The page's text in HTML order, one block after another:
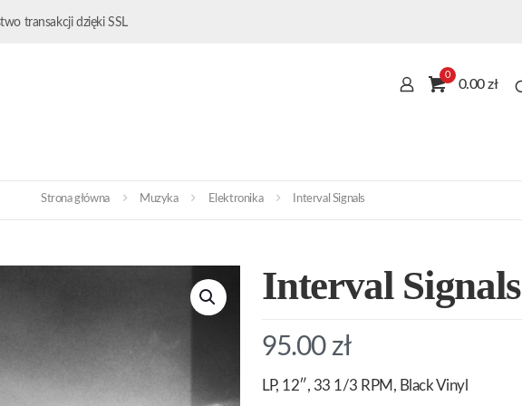
transakcji dzięki SSL
0
0.00 zł
Strona główna Muzyka Elektronika Interval Signals
Interval Signals
95.00 zł
LP, 12″, 33 1/3 RPM, Black Vinyl